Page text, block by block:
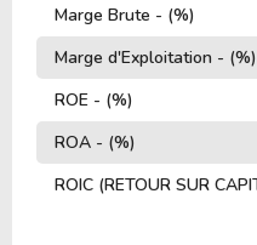
Marge Brute - (%)
Marge d'Exploitation - (%)
ROE - (%)
ROA - (%)
ROIC (RETOUR SUR